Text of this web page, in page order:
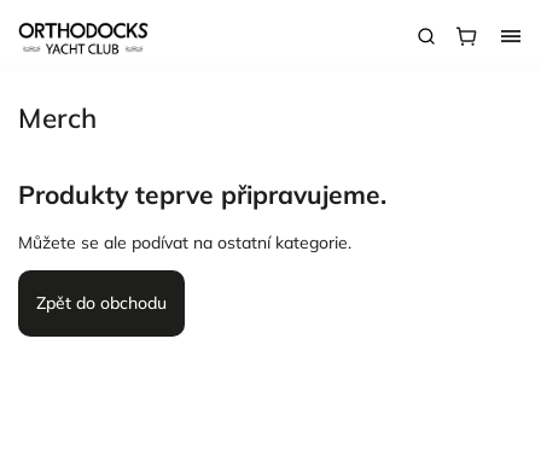
Merch
Produkty teprve připravujeme.
Můžete se ale podívat na ostatní kategorie.
Zpět do obchodu